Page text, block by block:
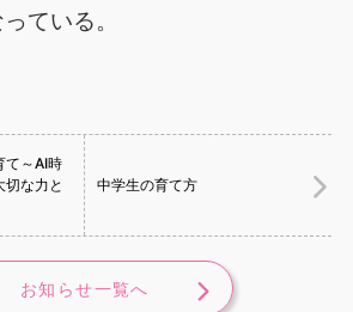
ている。
て～AI時
切な力と
中学生の育て方
お知らせ一覧へ